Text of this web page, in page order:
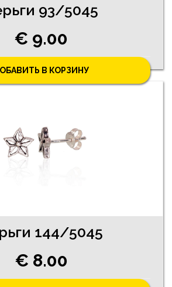
93/5045
€ 9.00
В КОРЗИНУ
144/5045
€ 8.00